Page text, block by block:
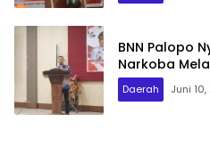
BNN Palopo
Narkoba
Daerah Juni